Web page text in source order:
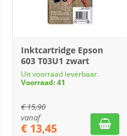
Inktcartridge Epson
603 T03U1 zwart
Uit voorraad leverbaar.
Voorraad: 41
€15,90
vanaf
€ 13,45